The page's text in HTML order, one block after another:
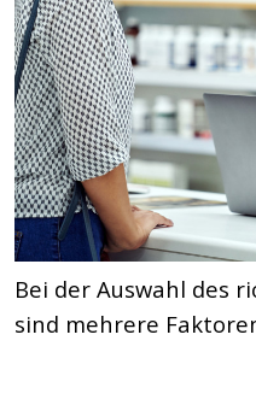
Bei der Auswahl des
sind mehrere